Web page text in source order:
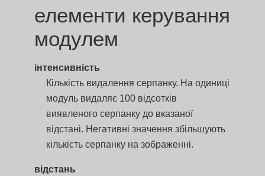
елементи керування
модулем
інтенсивність
Кількість видалення серпанку. На одиниці
модуль видаляє 100 відсотків
виявленого серпанку до вказаної
відстані. Негативні значення збільшують
кількість серпанку на зображенні.
відстань